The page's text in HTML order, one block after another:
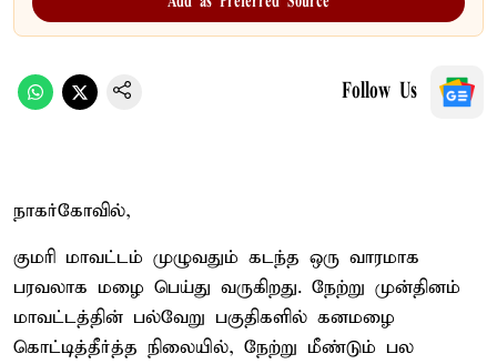
Follow Us
நாகர்கோவில்,
குமரி மாவட்டம் முழுவதும் கடந்த ஒரு வாரமாக
பரவலாக மழை பெய்து வருகிறது. நேற்று முன்தினம்
மாவட்டத்தின் பல்வேறு பகுதிகளில் கனமழை
கொட்டித்தீர்த்த நிலையில், நேற்று மீண்டும் பல